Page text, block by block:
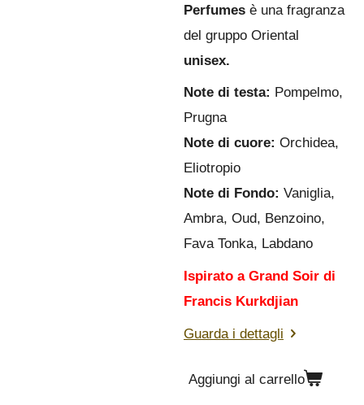
Perfumes è una fragranza
del gruppo Oriental
unisex.
Note di testa: Pompelmo,
Prugna
Note di cuore: Orchidea,
Eliotropio
Note di Fondo: Vaniglia,
Ambra, Oud, Benzoino,
Fava Tonka, Labdano
Ispirato a Grand Soir di
Francis Kurkdjian
Guarda i dettagli
Aggiungi al carrello